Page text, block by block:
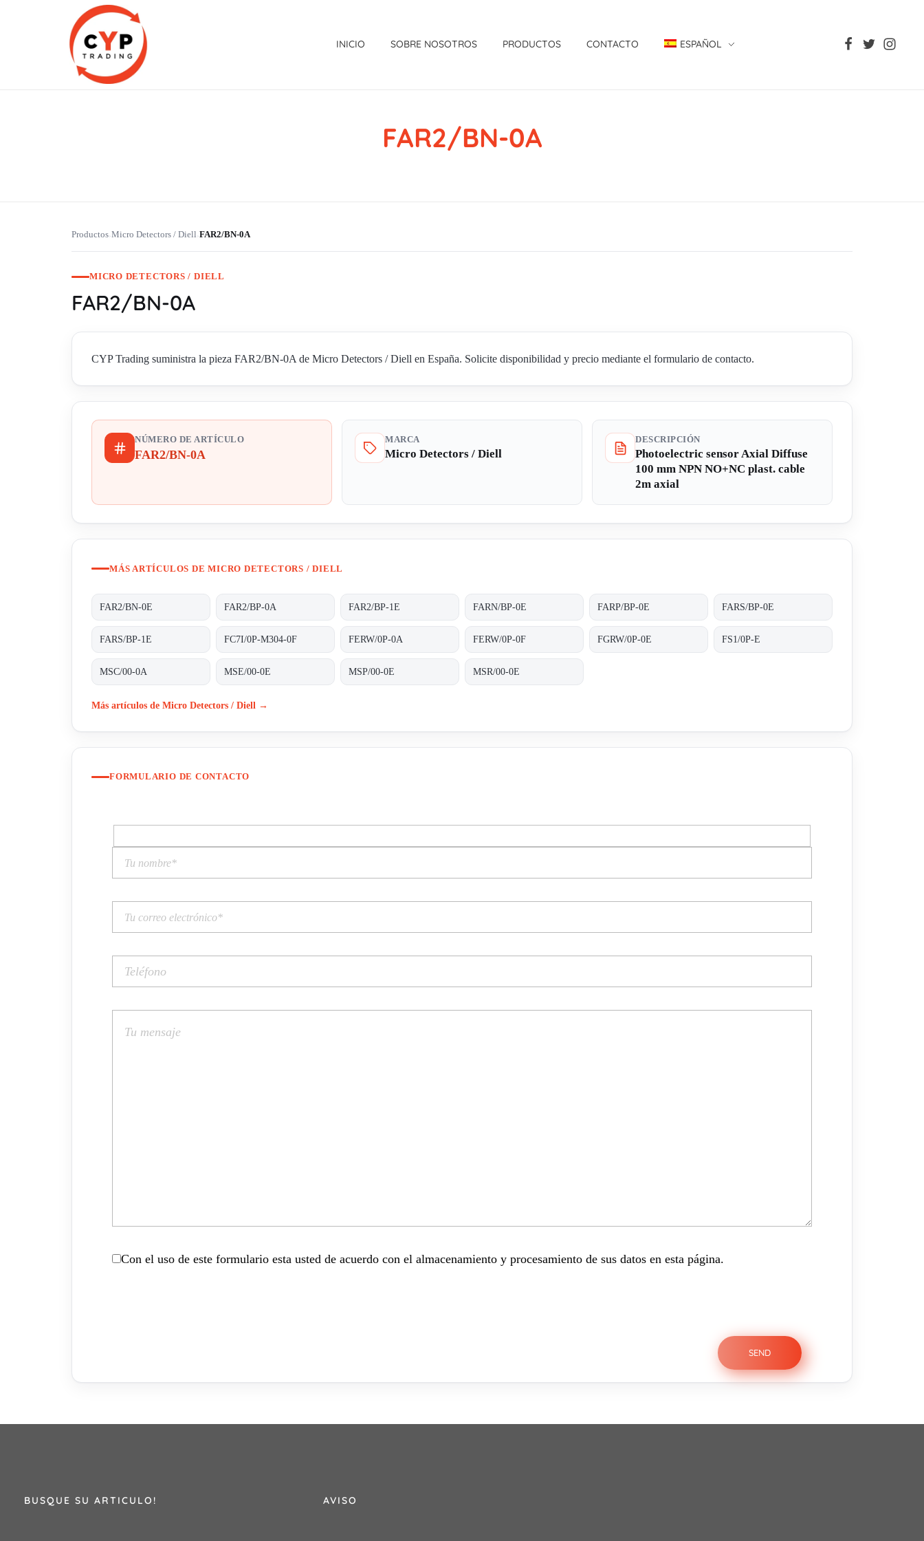
INICIO SOBRE NOSOTROS PRODUCTOS CONTACTO ESPAÑOL
FAR2/BN-0A
Productos›Micro Detectors / Diell›FAR2/BN-0A
MICRO DETECTORS / DIELL
FAR2/BN-0A
CYP Trading suministra la pieza FAR2/BN-0A de Micro Detectors / Diell en España. Solicite disponibilidad y precio mediante el formulario de contacto.
NÚMERO DE ARTÍCULO
FAR2/BN-0A
MARCA
Micro Detectors / Diell
DESCRIPCIÓN
Photoelectric sensor Axial Diffuse
100 mm NPN NO+NC plast. cable
2m axial
MÁS ARTÍCULOS DE MICRO DETECTORS / DIELL
FAR2/BN-0E FAR2/BP-0A FAR2/BP-1E FARN/BP-0E FARP/BP-0E FARS/BP-0E
FARS/BP-1E FC7I/0P-M304-0F FERW/0P-0A FERW/0P-0F FGRW/0P-0E FS1/0P-E
MSC/00-0A MSE/00-0E MSP/00-0E MSR/00-0E
Más artículos de Micro Detectors / Diell →
FORMULARIO DE CONTACTO
Con el uso de este formulario esta usted de acuerdo con el almacenamiento y procesamiento de sus datos en esta página.
BUSQUE SU ARTICULO! AVISO